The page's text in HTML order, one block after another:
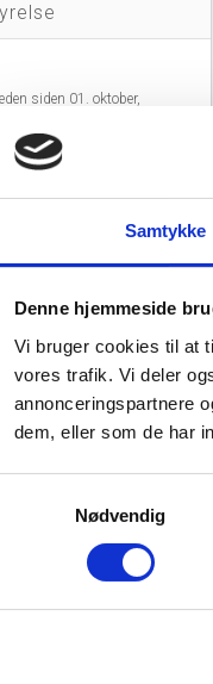
Samtykke
Denne hjemmeside
Vi bruger cookies til at
vores trafik. Vi deler
annonceringspartnere
dem, eller som de har
Nødvendig
siden 01. oktober,
siden 01. oktober,
Van Der Wees
siden 01.
siden 30. september,
siden 01. februar, 2005
Wees
siden 30. september,
Michel Dupond
siden 30. september,
Der Wees
siden 30. september,